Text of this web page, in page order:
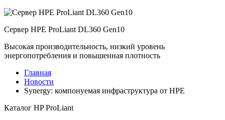
Сервер HPE ProLiant DL360 Gen10
Высокая производительность, низкий уровень
энергопотребления и повышенная плотность
Главная
Новости
Synergy: компонуемая инфраструктура от HPE
Каталог HP ProLiant